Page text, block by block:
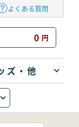
よくある質問
0 円
ズ・他